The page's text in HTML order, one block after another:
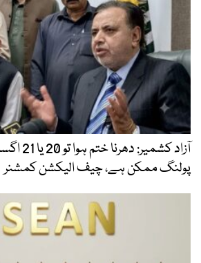
آزاد
پولنگ ممکن ہے، چیف الیکشن کمشنر